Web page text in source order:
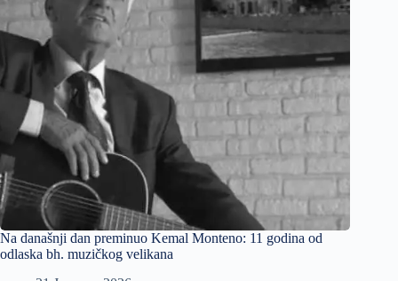
Na današnji dan preminuo Kemal Monteno: 11 godina od
odlaska bh. muzičkog velikana